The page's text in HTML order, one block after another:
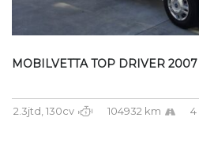
MOBILVETTA TOP DRIVER 2007
2.3jtd, 130cv 104932 km 4